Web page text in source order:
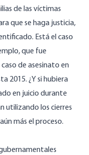
de las víctimas
que se haga justicia,
Está el caso
que fue
de asesinato en
2015. ¿Y si hubiera
en juicio durante
utilizando los cierres
más el proceso.